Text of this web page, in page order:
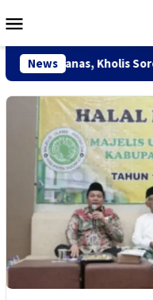
ke
Mobile
News
Soroti Gugatan Fiktif